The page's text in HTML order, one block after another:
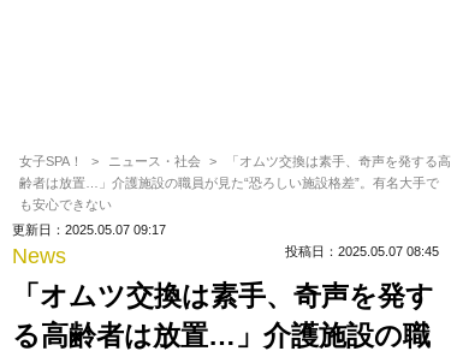
女子SPA！ ニュース・社会
「オムツ交換は素手、奇声を発する高
齢者は放置…」介護施設の職員が見た“恐ろしい施設格差”。有名大手で
も安心できない
更新日：2025.05.07 09:17
News 投稿日：2025.05.07 08:45
「オムツ交換は素手、奇声を発す
る高齢者は放置…」介護施設の職